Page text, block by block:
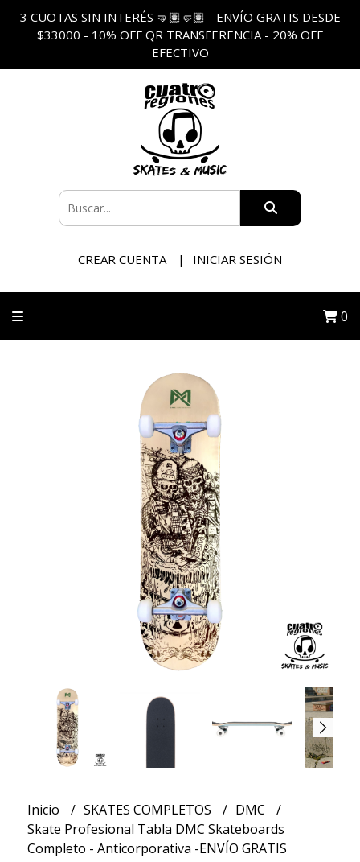
3 CUOTAS SIN INTERÉS 🤜🏽🤛🏽 - ENVÍO GRATIS DESDE
$33000 - 10% OFF QR TRANSFERENCIA - 20% OFF
EFECTIVO
CREAR CUENTA INICIAR SESIÓN
0
Inicio SKATES COMPLETOS
DMC
Skate Profesional Tabla DMC Skateboards
Completo - Anticorporativa -ENVÍO GRATIS